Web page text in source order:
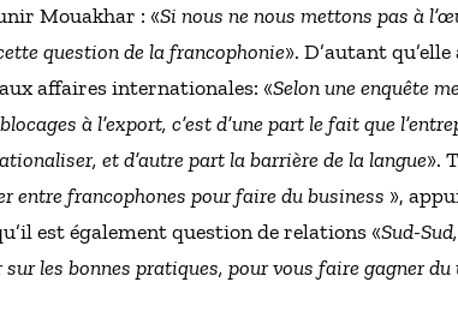
Mouakhar : «Si nous ne nous mettons pas à
question de la francophonie». D’autant
affaires internationales: «Selon une enquête
à l’export, c’est d’une part le fait que
et d’autre part la barrière de la langue».
entre francophones pour faire du business »,
est également question de relations «Sud-
les bonnes pratiques, pour vous faire gagner du